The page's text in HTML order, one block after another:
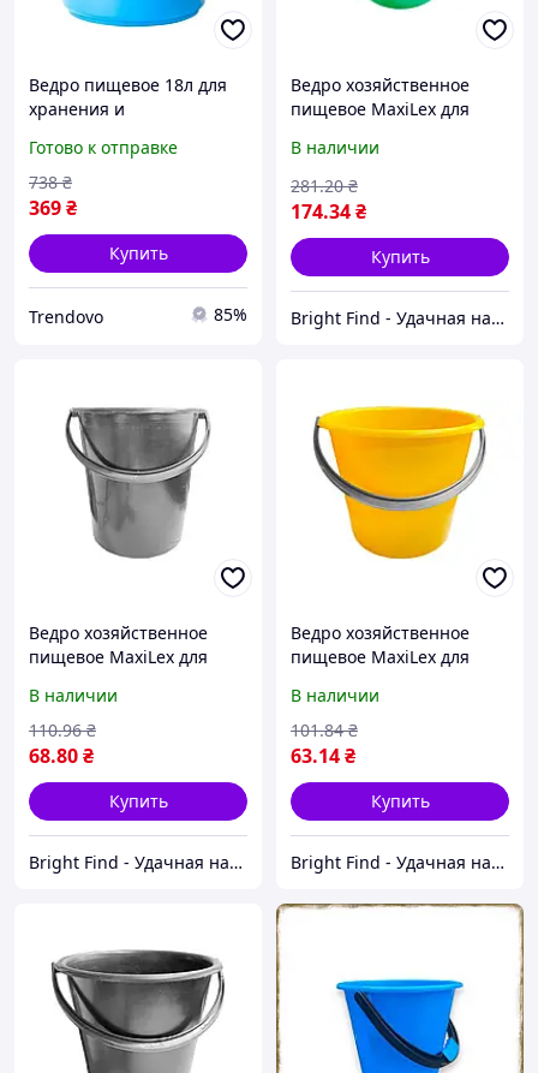
Ведро пищевое 18л для
хранения и
продуктов аква ТМ
Алеана
Готово к отправке
369₴
738 ₴
Купить
Trendovo 85%
Ведро хозяйственное
пищевое MaxiLex для
жидкостей, 10 л
В наличии
174.34₴
281.20 ₴
Купить
Bright Find - Удачная находка
Ведро хозяйственное
пищевое MaxiLex для
жидкостей, 7 л (Black)
В наличии
68.80₴
110.96 ₴
Купить
Bright Find - Удачная находка
Ведро хозяйственное
пищевое MaxiLex для
В наличии
63.14₴
101.84 ₴
Купить
Bright Find - Удачная находка